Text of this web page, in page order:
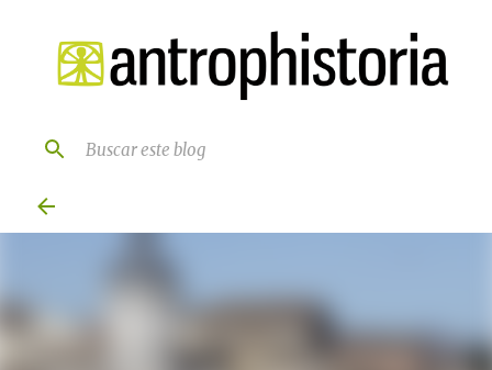
Ir al contenido principal